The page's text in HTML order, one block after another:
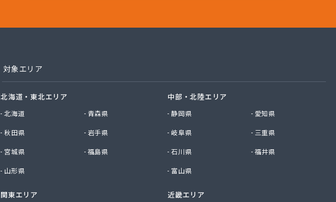
対象エリア
北海道・東北エリア
北海道
青森県
秋田県
岩手県
宮城県
福島県
山形県
関東エリア
中部・北陸エリア
静岡県
愛知県
岐阜県
三重県
石川県
福井県
富山県
近畿エリア